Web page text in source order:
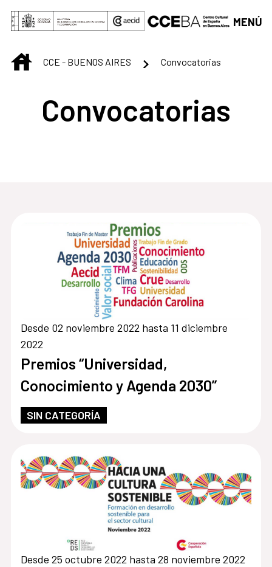
Saltar al contenido principal
MENÚ
INICIOCCE - BUENOS AIRES Convocatorias
Convocatorias
Desde 02 noviembre 2022 hasta 11 diciembre
2022
Premios “Universidad,
Conocimiento y Agenda 2030”
SIN CATEGORÍA
Desde 25 octubre 2022 hasta 28 noviembre 2022